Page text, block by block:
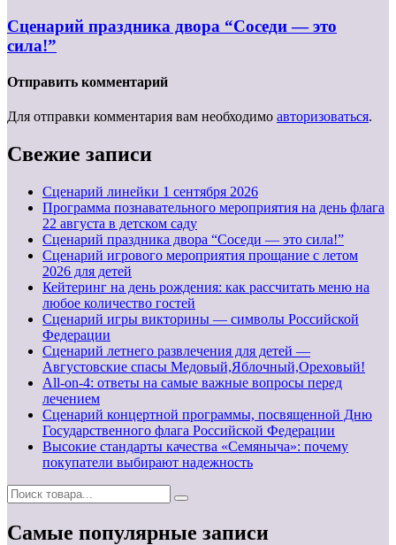
Сценарий праздника двора “Соседи — это
сила!”
Отправить комментарий
Для отправки комментария вам необходимо авторизоваться.
Свежие записи
Cценарий линейки 1 сентября 2026
Программа познавательного мероприятия на день флага
22 августа в детском саду
Сценарий праздника двора “Соседи — это сила!”
Сценарий игрового мероприятия прощание с летом
2026 для детей
Кейтеринг на день рождения: как рассчитать меню на
любое количество гостей
Сценарий игры викторины — символы Российской
Федерации
Сценарий летнего развлечения для детей —
Августовские спасы Медовый,Яблочный,Ореховый!
All-on-4: ответы на самые важные вопросы перед
лечением
Сценарий концертной программы, посвященной Дню
Государственного флага Российской Федерации
Высокие стандарты качества «Семяныча»: почему
покупатели выбирают надежность
Самые популярные записи